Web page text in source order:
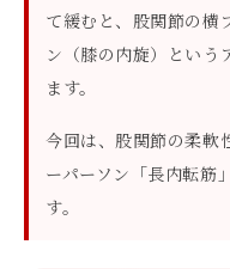
て緩むと、股関節の横
ン（膝の内旋）という
ます。
今回は、股関節の柔軟
ーパーソン「長内転筋
す。